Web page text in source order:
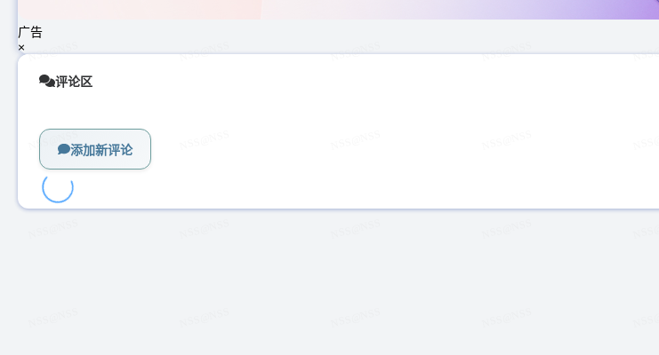
广告
×
评论区
添加新评论